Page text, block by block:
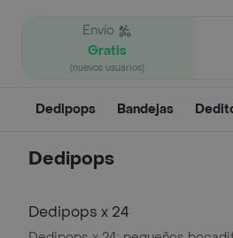
Envío
Gratis
(nuevos usuarios)
Dedipops Bandejas
Dedipops
Dedipops x 24